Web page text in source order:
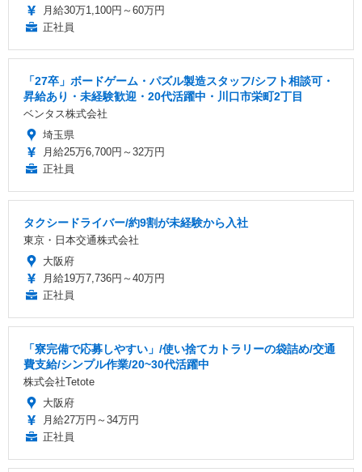
月給30万1,100円～60万円
正社員
「27卒」ボードゲーム・パズル製造スタッフ/シフト相談可・
昇給あり・未経験歓迎・20代活躍中・川口市栄町2丁目
ベンタス株式会社
埼玉県
月給25万6,700円～32万円
正社員
タクシードライバー/約9割が未経験から入社
東京・日本交通株式会社
大阪府
月給19万7,736円～40万円
正社員
「寮完備で応募しやすい」/使い捨てカトラリーの袋詰め/交通
費支給/シンプル作業/20~30代活躍中
株式会社Tetote
大阪府
月給27万円～34万円
正社員